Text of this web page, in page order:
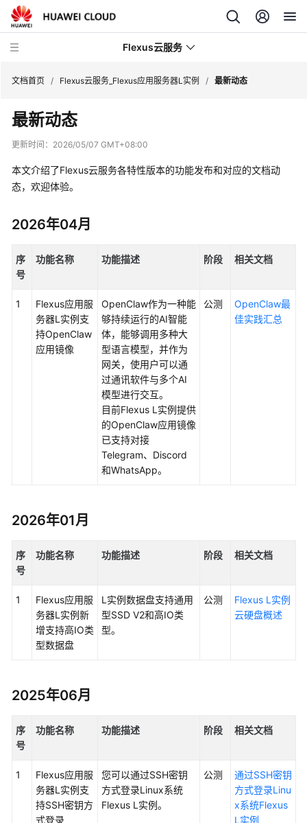
Flexus云服务
新
动
践
参
考
频
助
文档首页 / Flexus云服务_Flexus应用服务器L实例 / 最新动态
最新动态
更新时间： 2026/05/07 GMT+08:00
本文介绍了Flexus云服务各特性版本的功能发布和对应的文档动
态，欢迎体验。
2026年04月
序
号
功能名称 功能描述 阶段 相关文档
1
Flexus应用服
务器L实例支
持OpenClaw
应用镜像
OpenClaw作为一种能
够持续运行的AI智能
体，能够调用多种大
型语言模型，并作为
网关， 使用户可以通
过通讯软件与多个AI
模型进行交互。
目前Flexus L实例提供
的OpenClaw应用镜像
已支持对接
Telegram、Discord
和WhatsApp。
公测
OpenClaw最
佳实践汇总
2026年01月
序
号
功能名称 功能描述 阶段 相关文档
1
Flexus应用服
务器L实例新
增支持高IO类
型数据盘
L实例数据盘支持通用
型SSD V2和高IO类
型。
公测
Flexus L实例
云硬盘概述
2025年06月
序
号
功能名称 功能描述 阶段 相关文档
1
Flexus应用服
务器L实例支
持SSH密钥方
式登录
您可以通过SSH密钥
方式登录Linux系统
Flexus L实例。
公测
通过SSH密钥
方式登录Linu
x系统Flexus
L实例